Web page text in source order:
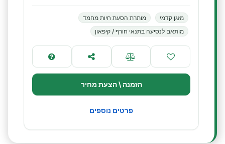
מזגן קדמי
מותרת הסעת חיות מחמד
מותאם לנסיעה בתנאי חורף / קיפאון
הזמנה \ הצעת מחיר
פרטים נוספים